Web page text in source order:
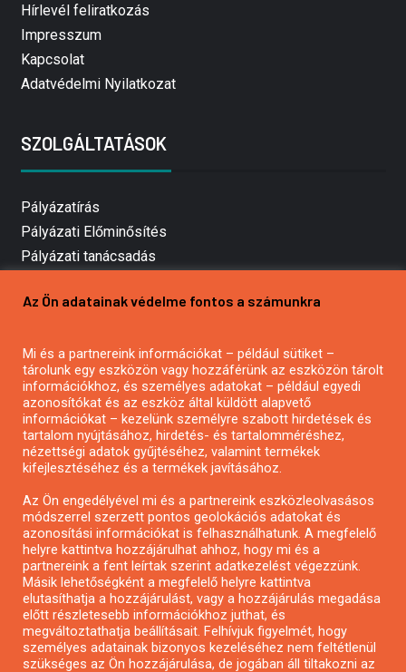
Hírlevél feliratkozás
Impresszum
Kapcsolat
Adatvédelmi Nyilatkozat
SZOLGÁLTATÁSOK
Pályázatírás
Pályázati Előminősítés
Pályázati tanácsadás
Mezőgazdasági pályázatírás
Pályázatírás civil szervezeteknek
Pályázatírás önkormányzatoknak
Pályázatfigyelés
Specifikus pályázatfigyelés vagy hírlevél
Pályázatok magánszemélyeknek
Pályázatok civil szervezeteknek
Pályázatok vállalkozásoknak
Önkormányzati pályázatok
Mezőgazdasági pályázatok
Az Ön adatainak védelme fontos a számunkra
Mi és a partnereink információkat – például sütiket –
tárolunk egy eszközön vagy hozzáférünk az eszközön tárolt
információkhoz, és személyes adatokat – például egyedi
azonosítókat és az eszköz által küldött alapvető
információkat – kezelünk személyre szabott hirdetések és
tartalom nyújtásához, hirdetés- és tartalomméréshez,
nézettségi adatok gyűjtéséhez, valamint termékek
kifejlesztéséhez és a termékek javításához.
Az Ön engedélyével mi és a partnereink eszközleolvasásos
módszerrel szerzett pontos geolokációs adatokat és
azonosítási információkat is felhasználhatunk. A megfelelő
helyre kattintva hozzájárulhat ahhoz, hogy mi és a
partnereink a fent leírtak szerint adatkezelést végezzünk.
Másik lehetőségként a megfelelő helyre kattintva
elutasíthatja a hozzájárulást, vagy a hozzájárulás megadása
előtt részletesebb információkhoz juthat, és
megváltoztathatja beállításait. Felhívjuk figyelmét, hogy
személyes adatainak bizonyos kezeléséhez nem feltétlenül
szükséges az Ön hozzájárulása, de jogában áll tiltakozni az